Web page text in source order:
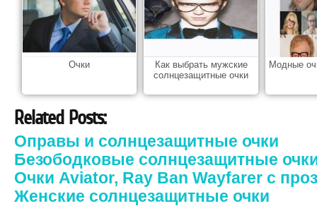
Очки
Как выбрать мужские
солнцезащитные очки
Модные
Related Posts:
Оправы и солнцезащитные очки
Безободковые солнцезащитные
Очки Aviator, Ray Ban Wayfarer с
Женские солнцезащитные очки